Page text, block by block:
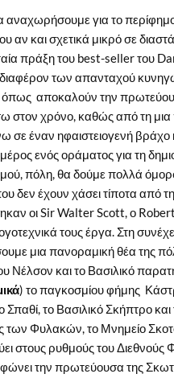
για το
αν και σχετικά μικρό σε
πράξη του best-seller του
των απανταχού
αποκαλούν την
στον χρόνο, καθώς από τη
σε έναν ηφαιστειογενή
ενός οράματος για τη
πόλη, θα δούμε πολλά
δεν έχουν χάσει τίποτα
οι Sir Walter Scott, ο
τους έργα. Στη
μια πανοραμική θέα της
Νέλσον και το Βασιλικό
) το παγκοσμίου φήμης
Σπαθί, το Βασιλικό Σκήπτρο
των Φυλακών, το Μνημείο
στους ρυθμούς του
την πρωτεύουσα της